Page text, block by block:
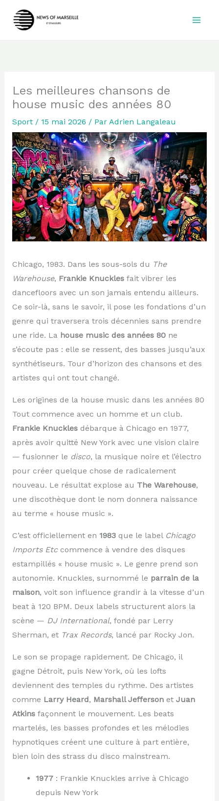
Les meilleures chansons de
house music des années 80
Sport/ 15 mai 2026 / Par Adrien Langaleau
Chicago, 1983. Dans les sous-sols du The
Warehouse, Frankie Knucklesfait vibrer les
dancefloors avec un son jamais entendu ailleurs.
Ce soir-là, sans le savoir, il pose les fondations d’un
genre qui traversera trois décennies sans prendre
une ride. La house music des années 80ne
s’écoute pas : elle se ressent, des basses jusqu’aux
synthétiseurs. Tour d’horizon des chansons et des
artistes qui ont tout changé.
Les origines de la house music dans les années 80
Tout commence avec un homme et un club.
Frankie Knucklesdébarque à Chicago en 1977,
après avoir quitté New York avec une vision claire
— fusionner le disco, la musique noire et l’électro
pour créer quelque chose de radicalement
nouveau. Le résultat explose au The Warehouse,
une discothèque dont le nom donnera naissance
au terme « house music ».
C’est officiellement en 1983que le label Chicago
Imports Etccommence à vendre des disques
estampillés « house music ». Le genre prend son
autonomie. Knuckles, surnommé le parrain de la
maison, voit son influence grandir à la vitesse d’un
beat à 120 BPM. Deux labels structurent alors la
scène — DJ International, fondé par Lerry
Sherman, et Trax Records, lancé par Rocky Jon.
Le son se propage rapidement. De Chicago, il
gagne Détroit, puis New York, où les lofts
deviennent des temples du rythme. Des artistes
comme Larry Heard, Marshall Jeffersonet Juan
Atkinsfaçonnent le mouvement. Les beats
martelés, les basses profondes et les mélodies
hypnotiques créent une culture à part entière,
bien loin des strass du disco mainstream.
1977: Frankie Knuckles arrive à Chicago
depuis New York